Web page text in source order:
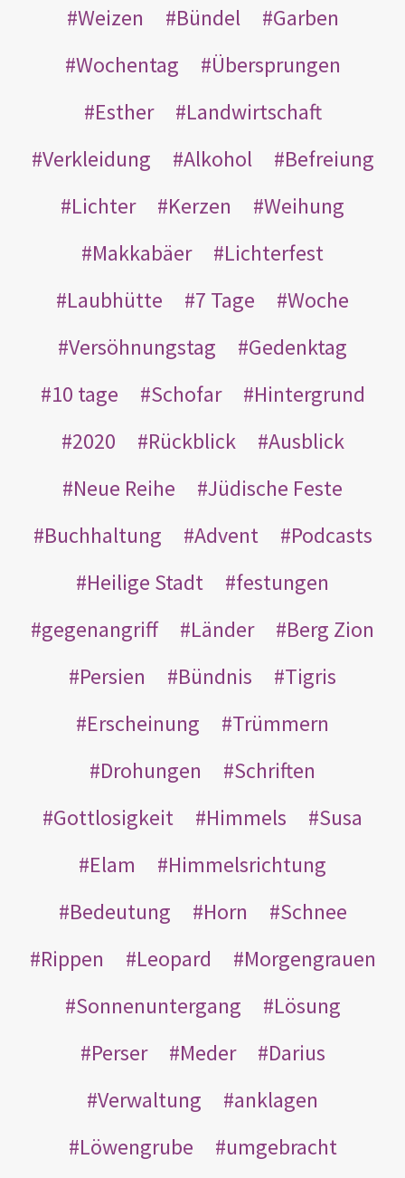
Weizen
Bündel
Garben
Wochentag
Übersprungen
Esther
Landwirtschaft
Verkleidung
Alkohol
Befreiung
Lichter
Kerzen
Weihung
Makkabäer
Lichterfest
Laubhütte
7 Tage
Woche
Versöhnungstag
Gedenktag
10 tage
Schofar
Hintergrund
2020
Rückblick
Ausblick
Neue Reihe
Jüdische Feste
Buchhaltung
Advent
Podcasts
Heilige Stadt
festungen
gegenangriff
Länder
Berg Zion
Persien
Bündnis
Tigris
Erscheinung
Trümmern
Drohungen
Schriften
Gottlosigkeit
Himmels
Susa
Elam
Himmelsrichtung
Bedeutung
Horn
Schnee
Rippen
Leopard
Morgengrauen
Sonnenuntergang
Lösung
Perser
Meder
Darius
Verwaltung
anklagen
Löwengrube
umgebracht